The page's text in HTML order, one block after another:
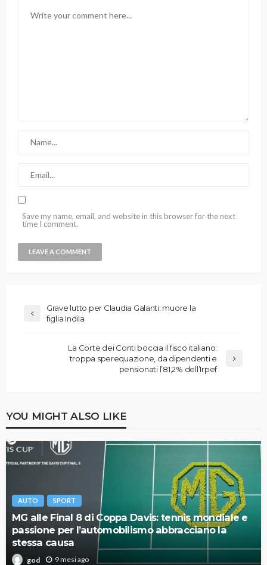
Save my name, email, and website in this browser for the next
time I comment.
Grave lutto per Claudia Galanti: muore la
figlia Indila
La Corte dei Conti boccia il fisco italiano:
troppa sperequazione, da dipendenti e
pensionati l’81,2% dell’Irpef
YOU MIGHT ALSO LIKE
AUTO SPORT
MG alle Final 8 di Coppa Davis: tennis mondiale e
passione per l’automobilismo abbracciano la
stessa causa
god 9 mesi ago